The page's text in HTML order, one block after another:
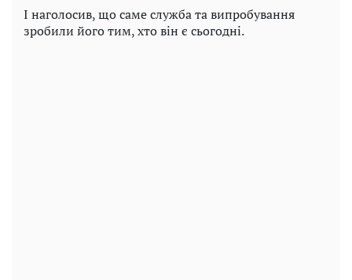
І наголосив, що саме служба та випробування
зробили його тим, хто він є сьогодні.